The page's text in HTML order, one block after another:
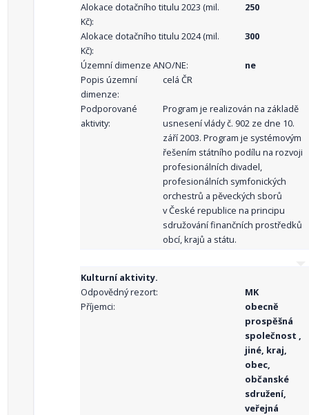
Alokace dotačního titulu 2023 (mil.
Kč):
250
Alokace dotačního titulu 2024 (mil.
Kč):
300
Územní dimenze ANO/NE:
ne
Popis územní
dimenze:
celá ČR
Podporované
aktivity:
Program je realizován na základě
usnesení vlády č. 902 ze dne 10.
září 2003. Program je systémovým
řešením státního podílu na rozvoji
profesionálních divadel,
profesionálních symfonických
orchestrů a pěveckých sborů
v České republice na principu
sdružování finančních prostředků
obcí, krajů a státu.
Kulturní aktivity.
Odpovědný rezort:
MK
Příjemci:
obecně
prospěšná
společnost ,
jiné, kraj,
obec,
občanské
sdružení,
veřejná